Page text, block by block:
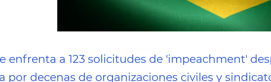
enfrenta a 123 solicitudes de 'impeachment'
por decenas de organizaciones civiles y